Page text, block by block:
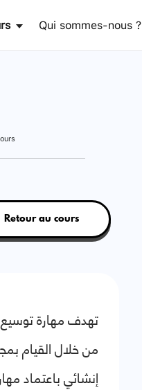
Qui sommes-nous ?
Retour au cours
تهدف مهارة
من خلال القيام
إنشائي باعتماد